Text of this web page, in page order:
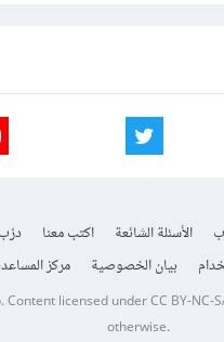
الأسئلة الشائعة اكتب معنا
بيان الخصوصية مركز
.Content licensed underCC BY-NC-
otherwise.